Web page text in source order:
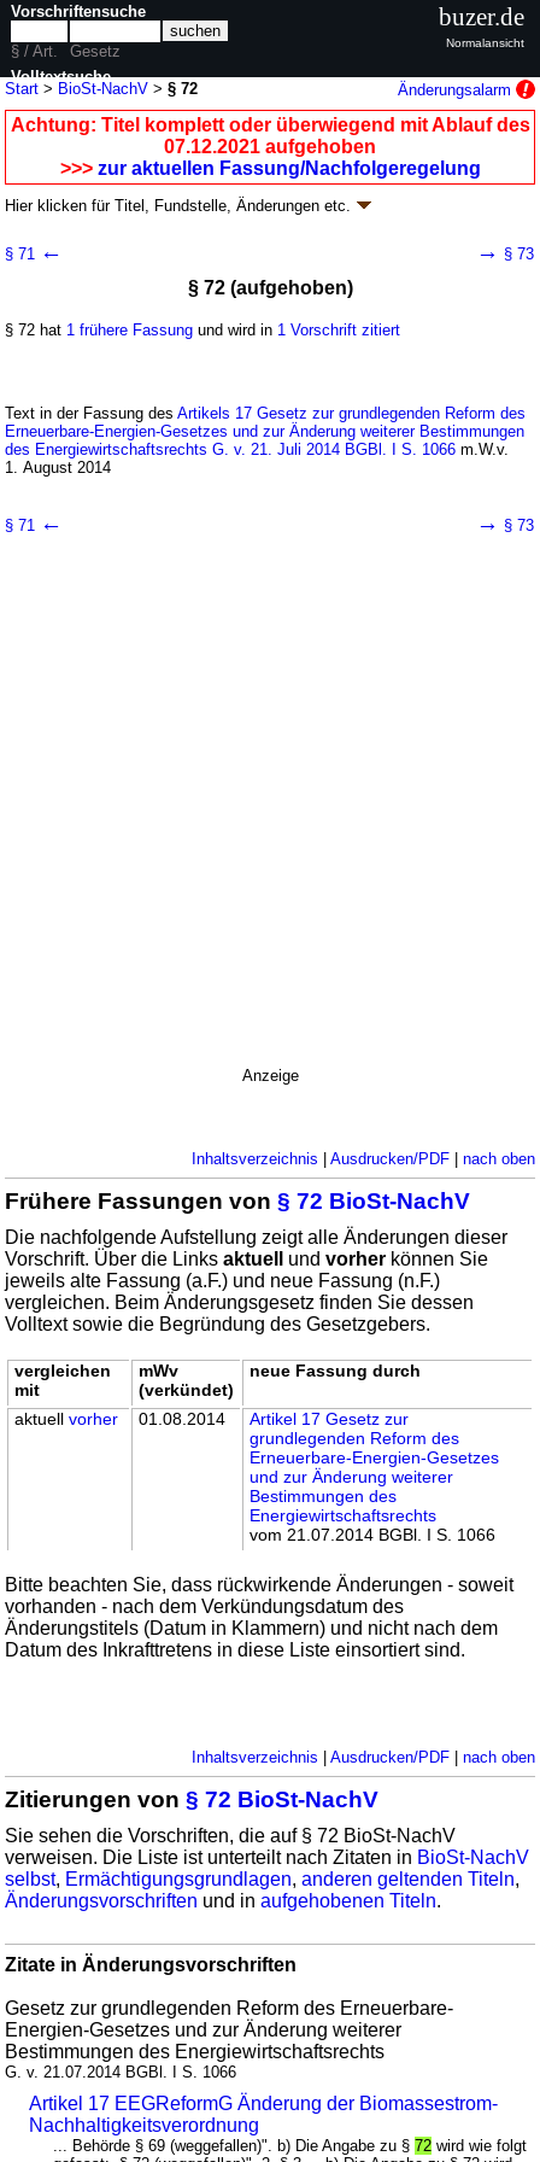
Start > BioSt-NachV >§ 72 Änderungsalarm
Achtung: Titel komplett oder überwiegend mit Ablauf des
07.12.2021 aufgehoben
>>> zur aktuellen Fassung/Nachfolgeregelung
Hier klicken fürTitel, Fundstelle, Änderungen etc.
Nachhaltigkeitsverordnung (BioSt-NachV)
BGBl. I S. 2174(Nr. 46); aufgehoben durch
Geltung ab 24.08.2009, abweichend siehe§ 79; FNA: 754-22-3
Teil 5 Datenerhebung und -verarbeitung,
Berichtspflichten, behördliches Verfahren
§ 71 ← → § 73
§ 72 (aufgehoben)
§ 72 hat 1 frühere Fassung und wird in 1 Vorschrift zitiert
Text in der Fassung desArtikels 17 Gesetz zur grundlegenden Reform des
Erneuerbare-Energien-Gesetzes und zur Änderung weiterer Bestimmungen
des Energiewirtschaftsrechts G. v. 21. Juli 2014 BGBl. I S. 1066 m.W.v.
1. August 2014
§ 71 ← → § 73
Anzeige
Inhaltsverzeichnis | Ausdrucken/PDF| nach oben
Frühere Fassungen von§ 72 BioSt-NachV
Die nachfolgende Aufstellung zeigt alle Änderungen dieser
Vorschrift. Über die Linksaktuell undvorher können Sie
jeweils alte Fassung (a.F.) und neue Fassung (n.F.)
vergleichen. Beim Änderungsgesetz finden Sie dessen
Volltext sowie die Begründung des Gesetzgebers.
vergleichen
mit
mWv
(verkündet)
neue Fassung durch
aktuellvorher 01.08.2014
Artikel 17 Gesetz zur
grundlegenden Reform des
Erneuerbare-Energien-Gesetzes
und zur Änderung weiterer
Bestimmungen des
Energiewirtschaftsrechts
vom 21.07.2014 BGBl. I S. 1066
Bitte beachten Sie, dass rückwirkende Änderungen - soweit
vorhanden - nach dem Verkündungsdatum des
Änderungstitels (Datum in Klammern) und nicht nach dem
Datum des Inkrafttretens in diese Liste einsortiert sind.
Inhaltsverzeichnis | Ausdrucken/PDF| nach oben
Zitierungen von§ 72 BioSt-NachV
Sie sehen die Vorschriften, die auf § 72 BioSt-NachV
verweisen. Die Liste ist unterteilt nach Zitaten in BioSt-NachV
selbst, Ermächtigungsgrundlagen,anderen geltenden Titeln,
Änderungsvorschriften und inaufgehobenen Titeln.
Zitate in Änderungsvorschriften
Gesetz zur grundlegenden Reform des Erneuerbare-
Energien-Gesetzes und zur Änderung weiterer
Bestimmungen des Energiewirtschaftsrechts
G. v. 21.07.2014 BGBl. I S. 1066
Artikel 17 EEGReformG Änderung der Biomassestrom-
Nachhaltigkeitsverordnung
... Behörde § 69 (weggefallen)". b) Die Angabe zu §72 wird wie folgt
Vorschriftensuche
§ / Art.
Gesetz
Volltextsuche
nur in BioSt-NachV
buzer.de
Normalansicht